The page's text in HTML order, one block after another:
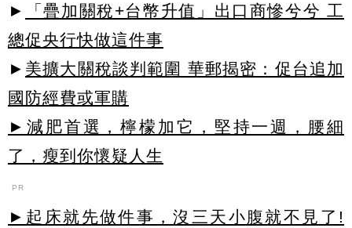
►
「疊加關稅+台幣升值」出口商慘兮兮 工
總促央行快做這件事
► 美擴大關稅談判範圍 華郵揭密：促台追加
國防經費或軍購
►減肥首選，檸檬加它，堅持一週，腰細
了，瘦到你懷疑人生
PR
►起床就先做件事，沒三天小腹就不見了!